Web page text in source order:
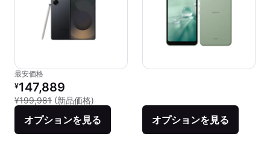
最安価格
リファービッシュ品の価格：
¥147,889
¥199,981 (新品価格)
オプションを見る オプションを見る